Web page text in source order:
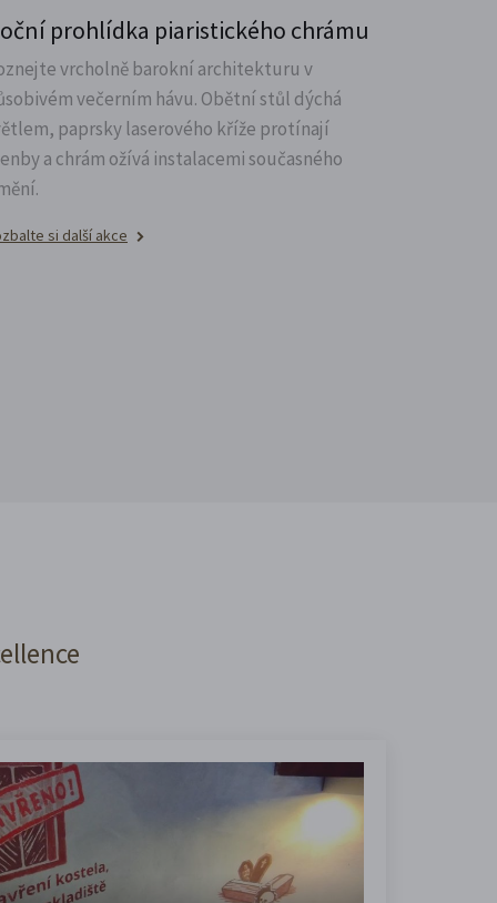
prohlídka piaristického chrámu
vrcholně barokní architekturu v
večerním hávu. Obětní stůl dýchá
paprsky laserového kříže protínají
a chrám ožívá instalacemi současného
si další akce